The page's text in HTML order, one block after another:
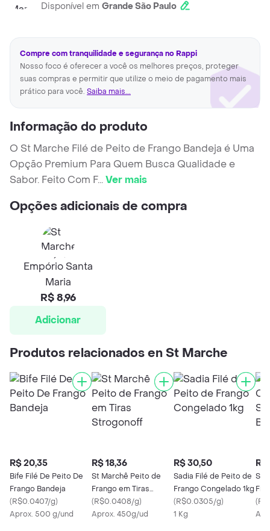
Disponível em Grande São Paulo
Compre com tranquilidade e segurança no Rappi
Nosso foco é oferecer a você os melhores preços, proteger
suas compras e permitir que utilize o meio de pagamento mais
prático para você. Saiba mais...
Informação do produto
O St Marche Filé de Peito de Frango Bandeja é Uma
Opção Premium Para Quem Busca Qualidade e
Sabor. Feito Com F...Ver mais
Opções adicionais de compra
Empório Santa
Maria
R$ 8,96
Adicionar
Produtos relacionados en St Marche
R$ 20,35
Bife Filé De Peito De
Frango Bandeja
(R$0.0407/g)
Aprox. 500 g/und
R$ 18,36
St Marchê Peito de
Frango em Tiras
Strogonoff
(R$0.0408/g)
Aprox. 450g/ud
R$ 30,50
Sadia Filé de Peito de
Frango Congelado 1kg
(R$0.0305/g)
1 Kg
R$
St
(